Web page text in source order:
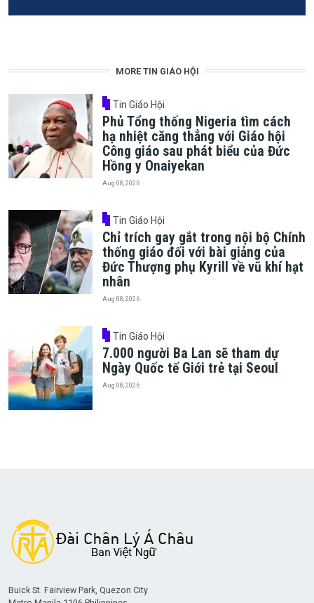
MORE TIN GIÁO HỘI
Tin Giáo Hội
Phủ Tổng thống Nigeria tìm cách
hạ nhiệt căng thẳng với Giáo hội
Công giáo sau phát biểu của Đức
Hồng y Onaiyekan
Aug 08, 2026
Tin Giáo Hội
Chỉ trích gay gắt trong nội bộ Chính
thống giáo đối với bài giảng của
Đức Thượng phụ Kyrill về vũ khí hạt
nhân
Aug 08, 2026
Tin Giáo Hội
7.000 người Ba Lan sẽ tham dự
Ngày Quốc tế Giới trẻ tại Seoul
Aug 08, 2026
Buick St. Fairview Park, Quezon City